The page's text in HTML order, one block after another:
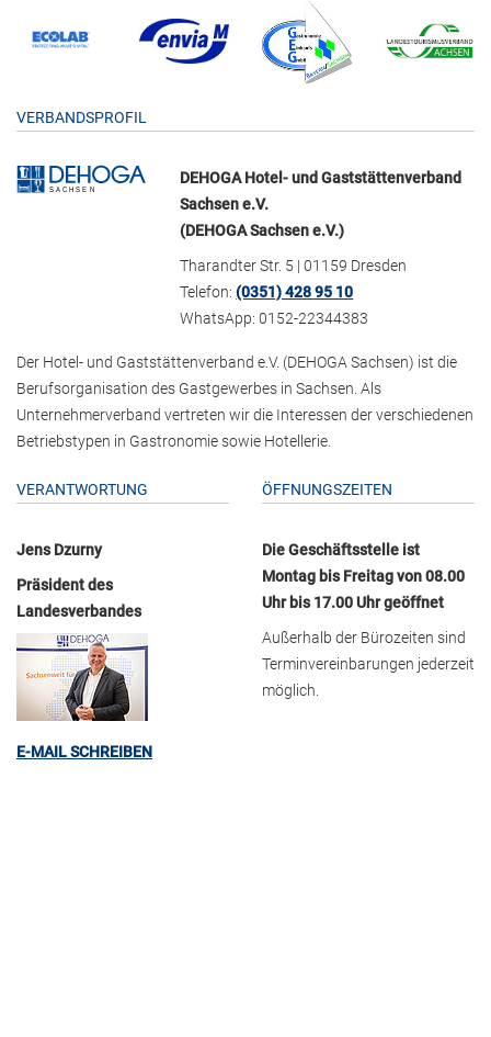
VERBANDSPROFIL
DEHOGA Hotel- und Gaststättenverband
Sachsen e.V.
(DEHOGA Sachsen e.V.)
Tharandter Str. 5 | 01159 Dresden
Telefon:(0351) 428 95 10
WhatsApp: 0152-22344383
Der Hotel- und Gaststättenverband e.V. (DEHOGA Sachsen) ist die
Berufsorganisation des Gastgewerbes in Sachsen. Als
Unternehmerverband vertreten wir die Interessen der verschiedenen
Betriebstypen in Gastronomie sowie Hotellerie.
VERANTWORTUNG
Jens Dzurny
Präsident des
Landesverbandes
E-MAIL SCHREIBEN
ÖFFNUNGSZEITEN
Die Geschäftsstelle ist
Montag bis Freitag von 08.00
Uhr bis 17.00 Uhr geöffnet
Außerhalb der Bürozeiten sind
Terminvereinbarungen jederzeit
möglich.